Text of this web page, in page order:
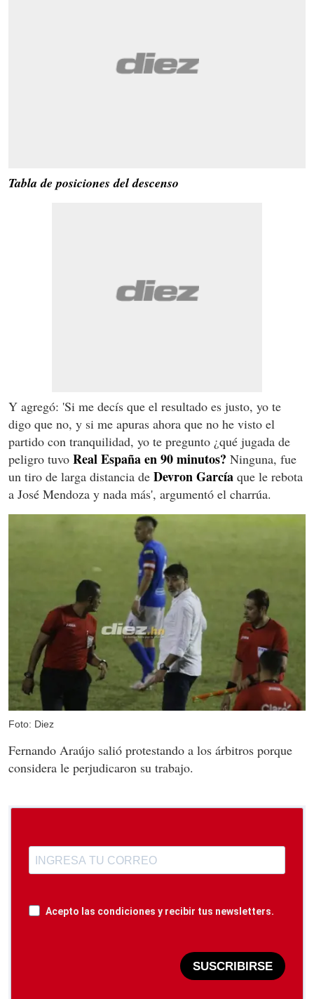
Tabla de posiciones del descenso
Y agregó: 'Si me decís que el resultado es justo, yo te
digo que no, y si me apuras ahora que no he visto el
partido con tranquilidad, yo te pregunto ¿qué jugada de
peligro tuvo Real España en 90 minutos? Ninguna, fue
un tiro de larga distancia de Devron García que le rebota
a José Mendoza y nada más', argumentó el charrúa.
Foto: Diez
Fernando Araújo salió protestando a los árbitros porque
considera le perjudicaron su trabajo.
Acepto las condiciones y recibir tus newsletters.
SUSCRIBIRSE